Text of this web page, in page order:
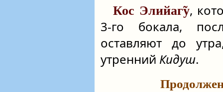
Кос Элийаг̃у,
3-го бокала,
оставляют до
утренний Кидуш.